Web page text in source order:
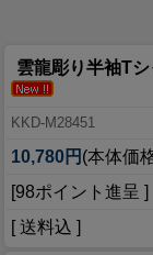
雲龍彫り半袖T
KKD-M28451
10,780円 (本体価
[98ポイント進呈 ]
[ 送料込 ]